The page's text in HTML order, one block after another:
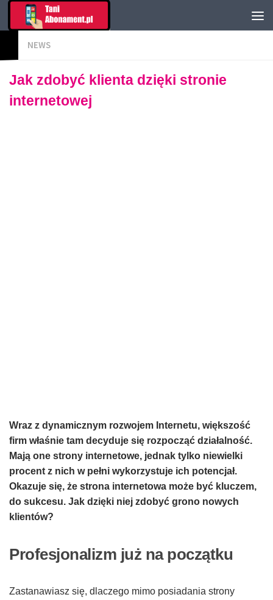
NEWS
Jak zdobyć klienta dzięki stronie
internetowej
Wraz z dynamicznym rozwojem Internetu, większość
firm właśnie tam decyduje się rozpocząć działalność.
Mają one strony internetowe, jednak tylko niewielki
procent z nich w pełni wykorzystuje ich potencjał.
Okazuje się, że strona internetowa może być kluczem,
do sukcesu. Jak dzięki niej zdobyć grono nowych
klientów?
Profesjonalizm już na początku
Zastanawiasz się, dlaczego mimo posiadania strony